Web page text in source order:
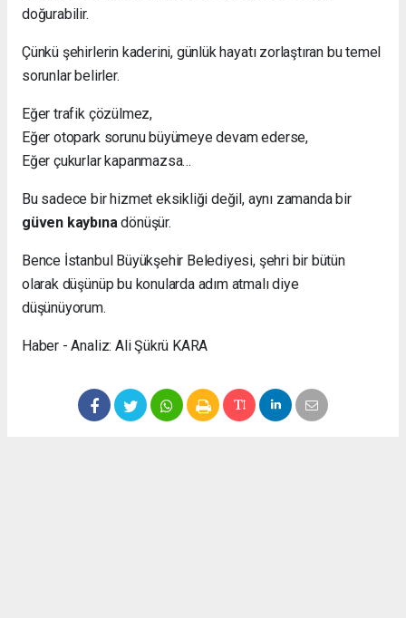
doğurabilir.
Çünkü şehirlerin kaderini, günlük hayatı zorlaştıran bu temel
sorunlar belirler.
Eğer trafik çözülmez,
Eğer otopark sorunu büyümeye devam ederse,
Eğer çukurlar kapanmazsa…
Bu sadece bir hizmet eksikliği değil, aynı zamanda bir
güven kaybına dönüşür.
Bence İstanbul Büyükşehir Belediyesi, şehri bir bütün
olarak düşünüp bu konularda adım atmalı diye
düşünüyorum.
Haber - Analiz: Ali Şükrü KARA